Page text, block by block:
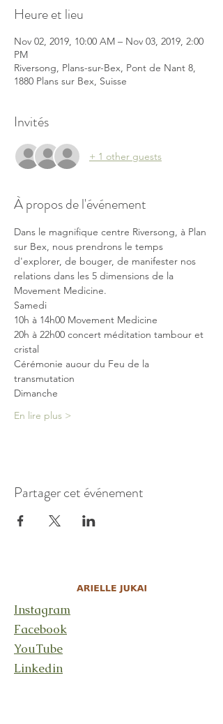
Heure et lieu
Nov 02, 2019, 10:00 AM – Nov 03, 2019, 2:00
PM
Riversong, Plans-sur-Bex, Pont de Nant 8,
1880 Plans sur Bex, Suisse
Invités
+ 1 other guests
À propos de l'événement
Dans le magnifique centre Riversong, à Plan
sur Bex, nous prendrons le temps
d'explorer, de bouger, de manifester nos
relations dans les 5 dimensions de la
Movement Medicine.
Samedi
10h à 14h00 Movement Medicine
20h à 22h00 concert méditation tambour et
cristal
Cérémonie auour du Feu de la
transmutation
Dimanche
En lire plus >
Partager cet événement
Instagram
Facebook
YouTube
Linkedin